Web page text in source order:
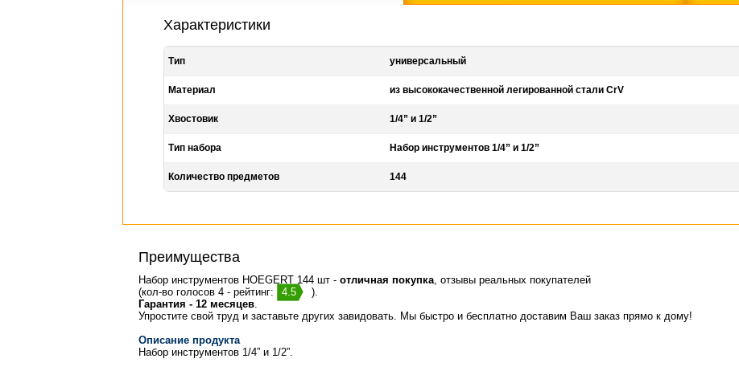
Характеристики
Тип универсальный
Материал из высококачественной легированной стали CrV
Хвостовик 1/4” и 1/2”
Тип набора Набор инструментов 1/4” и 1/2”
Количество предметов 144
Преимущества
Набор инструментов HOEGERT 144 шт - отличная покупка, отзывы реальных покупателей
(кол-во голосов 4 - рейтинг:
4.5
).
Гарантия - 12 месяцев.
Упростите свой труд и заставьте других завидовать. Мы быстро и бесплатно доставим Ваш заказ прямо к дому!
Описание продукта
Набор инструментов 1/4” и 1/2”.